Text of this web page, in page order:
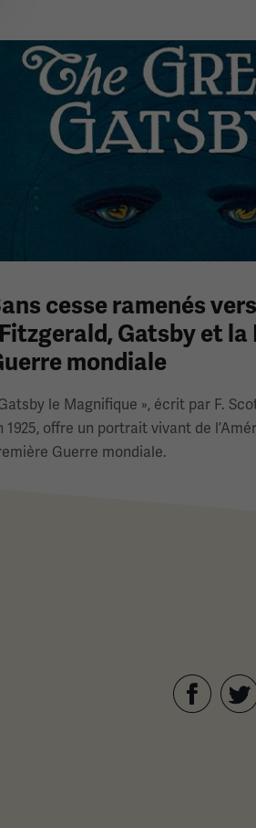
cesse ramenés
Gatsby et la
mondiale
le Magnifique », écrit par F.
1925, offre un portrait vivant de
Guerre mondiale.
page